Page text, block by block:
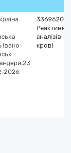
Івано-
2026
33696200-
Реактиви
аналізів
крові